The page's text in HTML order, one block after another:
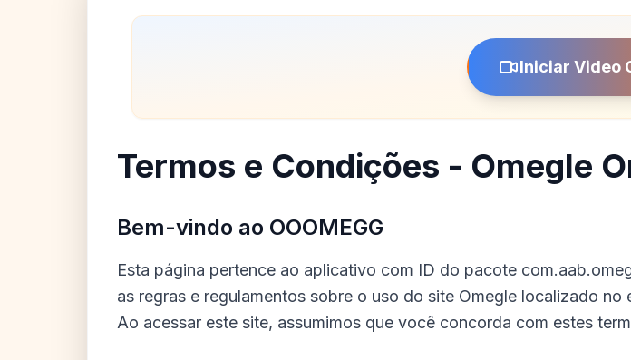
Iniciar Video
Termos e Condições - Omegle
Bem-vindo ao OOOMEGG
Esta página pertence ao aplicativo com ID do pacote
as regras e regulamentos sobre o uso do site Omegle localizado no
Ao acessar este site, assumimos que você concorda com estes